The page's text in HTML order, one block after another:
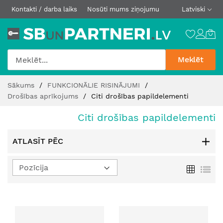
Kontakti / darba laiks Nosūti mums ziņojumu Latviski
Meklēt
Content
Sākums
FUNKCIONĀLIE RISINĀJUMI
Drošības aprīkojums
Citi drošības papildelementi
Citi drošības papildelementi
ATLASĪT PĒC
Režģis